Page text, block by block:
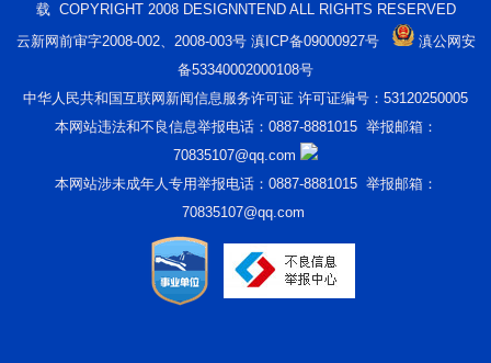
载 COPYRIGHT 2008 DESIGNNTEND ALL RIGHTS RESERVED
云新网前审字2008-002、2008-003号 滇ICP备09000927号
滇公网安
备53340002000108号
中华人民共和国互联网新闻信息服务许可证 许可证编号：53120250005
本网站违法和不良信息举报电话：0887-8881015 举报邮箱：
70835107@qq.com
本网站涉未成年人专用举报电话：0887-8881015 举报邮箱：
70835107@qq.com